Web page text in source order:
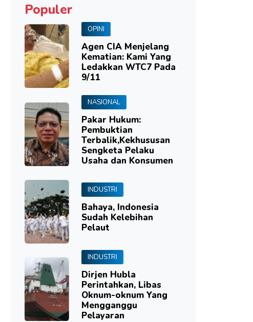
Populer
OPINI
Agen CIA Menjelang
Kematian: Kami Yang
Ledakkan WTC7 Pada
9/11
NASIONAL
Pakar Hukum:
Pembuktian
Terbalik,Kekhususan
Sengketa Pelaku
Usaha dan Konsumen
INDUSTRI
Bahaya, Indonesia
Sudah Kelebihan
Pelaut
INDUSTRI
Dirjen Hubla
Perintahkan, Libas
Oknum-oknum Yang
Mengganggu
Pelayaran